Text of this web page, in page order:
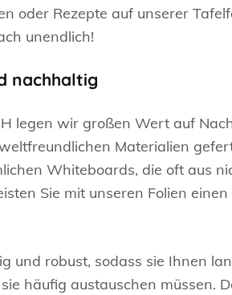
oder Rezepte auf unserer
unendlich!
nachhaltig
legen wir großen Wert auf
Materialien
Whiteboards, die oft aus
Sie mit unseren Folien
und robust, sodass sie Ihnen
häufig austauschen müssen.